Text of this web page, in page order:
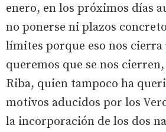
enero, en los próximos días
no ponerse ni plazos
límites porque eso nos cierra
queremos que se nos
Riba, quien tampoco ha
motivos aducidos por los
la incorporación de los dos